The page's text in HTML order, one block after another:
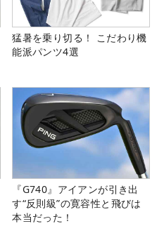
猛暑を乗り切る！ こだわり機
能派パンツ4選
『G740』アイアンが引き出
す“反則級”の寛容性と飛びは
本当だった！